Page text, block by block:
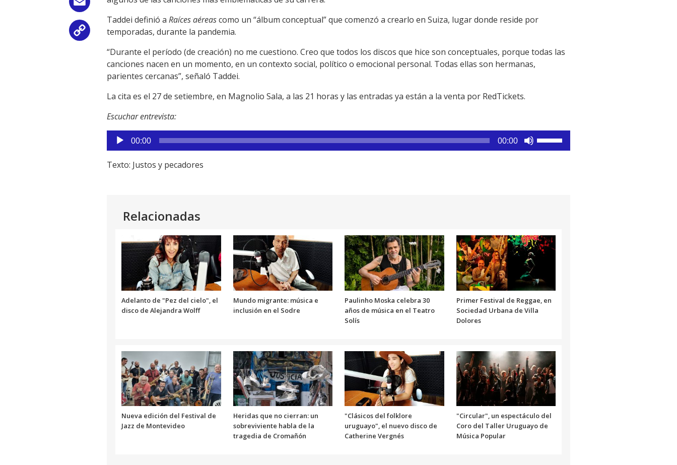
Email
Copy
Link
Taddei definió a Raíces aéreascomo un “álbum conceptual” que comenzó a crearlo en Suiza, lugar donde reside por
temporadas, durante la pandemia.
“Durante el período (de creación) no me cuestiono. Creo que todos los discos que hice son conceptuales, porque todas las
canciones nacen en un momento, en un contexto social, político o emocional personal. Todas ellas son hermanas,
parientes cercanas”, señaló Taddei.
La cita es el 27 de setiembre, en Magnolio Sala, a las 21 horas y las entradas ya están a la venta por RedTickets.
Escuchar entrevista:
Reproductor
de
audio
00:00 00:00
disminuir
Texto: Justos y pecadores
Relacionadas
Adelanto de "Pez del cielo", el
disco de Alejandra Wolff
Mundo migrante: música e
inclusión en el Sodre
Paulinho Moska celebra 30
años de música en el Teatro
Solís
Primer Festival de Reggae, en
Sociedad Urbana de Villa
Dolores
Nueva edición del Festival de
Jazz de Montevideo
Heridas que no cierran: un
sobreviviente habla de la
tragedia de Cromañón
"Clásicos del folklore
uruguayo", el nuevo disco de
Catherine Vergnés
"Circular", un espectáculo del
Coro del Taller Uruguayo de
Música Popular